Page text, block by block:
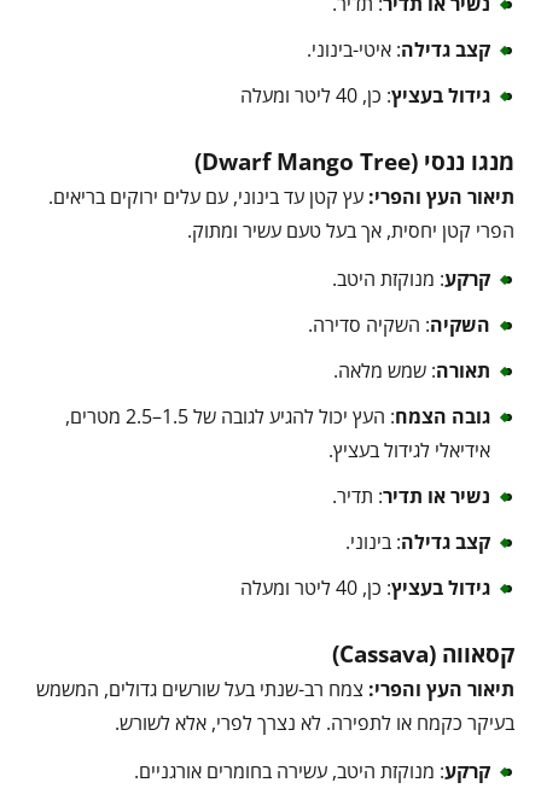
קצב גדילה: איטי-בינוני.
גידול בעציץ: כן, 40 ליטר ומעלה
מנגו ננסי (Dwarf Mango Tree)
תיאור העץ והפרי:עץ קטן עד בינוני, עם עלים ירוקים בריאים.
הפרי קטן יחסית, אך בעל טעם עשיר ומתוק.
קרקע: מנוקזת היטב.
השקיה: השקיה סדירה.
תאורה: שמש מלאה.
גובה הצמח
: העץ יכול להגיע לגובה של 1.5–2.5 מטרים,
אידיאלי לגידול בעציץ.
נשיר או תדיר: תדיר.
קצב גדילה: בינוני.
גידול בעציץ: כן, 40 ליטר ומעלה
קסאווה (Cassava)
תיאור העץ והפרי: צמח רב-שנתי בעל שורשים גדולים, המשמש
בעיקר כקמח או לתפירה. לא נצרך לפרי, אלא לשורש.
קרקע: מנוקזת היטב, עשירה בחומרים אורגניים.